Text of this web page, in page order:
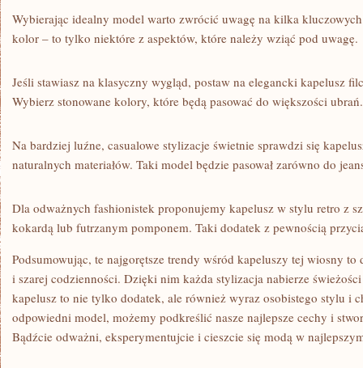
Wybierając⁣ idealny‍ model warto ‍zwrócić uwagę ‍na ‌kilka kluczowych
kolor‌ – to tylko​ niektóre z​ aspektów, które należy wziąć ‍pod uwagę.
Jeśli⁤ stawiasz⁢ na klasyczny wygląd,‍ postaw na elegancki⁣ kapelusz
Wybierz stonowane‌ kolory, ⁢które⁢ będą pasować do większości ubrań.
Na bardziej luźne,​ casualowe ‌stylizacje świetnie sprawdzi się
naturalnych materiałów. Taki model będzie pasował zarówno do
Dla odważnych ‌fashionistek proponujemy kapelusz w stylu​ retro z
⁢kokardą lub ​futrzanym pomponem. ⁢Taki dodatek z pewnością
Podsumowując,‌ te‌ najgorętsze ⁤trendy ⁣wśród ‌kapeluszy​ tej wiosny to
i ‍szarej codzienności. Dzięki‍ nim ‌każda ⁤stylizacja nabierze
kapelusz to nie​ tylko⁣ dodatek, ale również wyraz osobistego ⁢stylu i
odpowiedni model, możemy podkreślić nasze ⁤najlepsze cechy ​i
Bądźcie⁤ odważni, eksperymentujcie i cieszcie się modą w